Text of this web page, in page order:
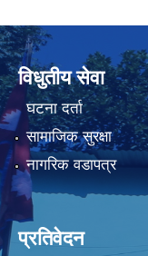
विधुतीय सेवा
घटना दर्ता
सामाजिक सुरक्षा
नागरिक वडापत्र
प्रतिवेदन